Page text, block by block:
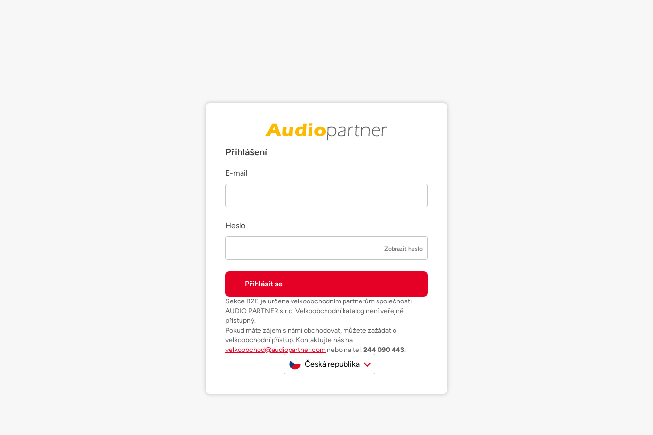
Přihlášení
E-mail
Heslo
Zobrazit heslo
Sekce B2B je určena velkoobchodním partnerům společnosti
AUDIO PARTNER s.r.o. Velkoobchodní katalog není veřejně
přístupný.
Pokud máte zájem s námi obchodovat, můžete zažádat o
velkoobchodní přístup. Kontaktujte nás na
velkoobchod@audiopartner.com nebo na tel. 244 090 443.
Česká republika